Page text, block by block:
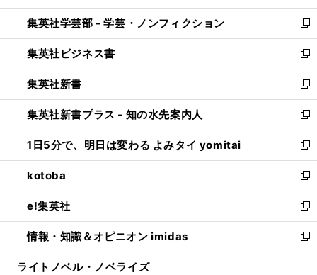
開
く
ウ
で
開
く
ン
ド
ウ
で
開
く
ウ
ィ
ン
ド
ウ
で
開
く
集英社学芸部 - 学芸・ノンフィクション
新
し
い
ウ
ィ
ン
ド
ウ
で
開
く
集英社ビジネス書
新
し
い
ウ
ィ
ン
ド
ウ
で
開
く
集英社新書
新
し
い
ウ
ィ
ン
ド
ウ
で
開
く
集英社新書プラス - 知の水先案内人
新
し
い
ウ
ィ
ン
ド
ウ
で
開
1日5分で、明日は変わる よみタイ yomitai
新
し
い
ウ
ィ
ン
ド
ウ
kotoba
新
し
い
ウ
ィ
ン
e!集英社
新
し
い
ウ
情報・知識＆オピニオン imidas
新
し
ライトノベル・ノベライズ